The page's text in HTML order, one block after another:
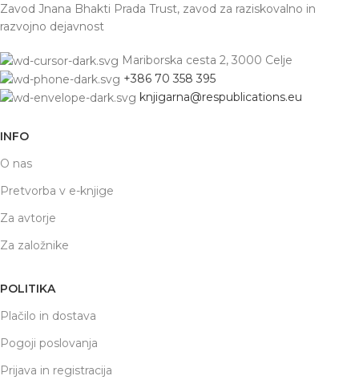
Zavod Jnana Bhakti Prada Trust, zavod za raziskovalno in
razvojno dejavnost
Mariborska cesta 2, 3000 Celje
+386 70 358 395
knjigarna@respublications.eu
INFO
O nas
Pretvorba v e-knjige
Za avtorje
Za založnike
POLITIKA
Plačilo in dostava
Pogoji poslovanja
Prijava in registracija